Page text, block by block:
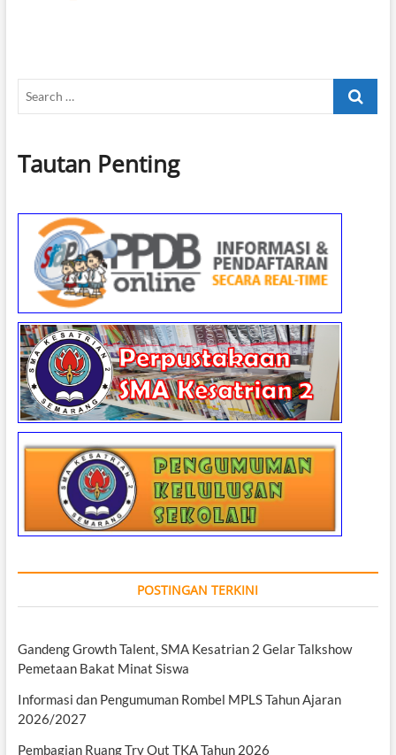
Search
Tautan Penting
POSTINGAN TERKINI
Gandeng Growth Talent, SMA Kesatrian 2 Gelar Talkshow
Pemetaan Bakat Minat Siswa
Informasi dan Pengumuman Rombel MPLS Tahun Ajaran
2026/2027
Pembagian Ruang Try Out TKA Tahun 2026